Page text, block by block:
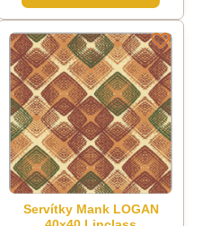
Servítky Mank LOGAN